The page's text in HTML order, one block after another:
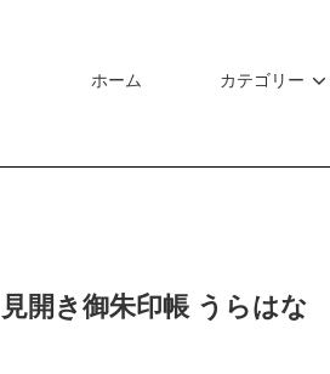
ホーム カテゴリー
見開き御朱印帳 うらはな